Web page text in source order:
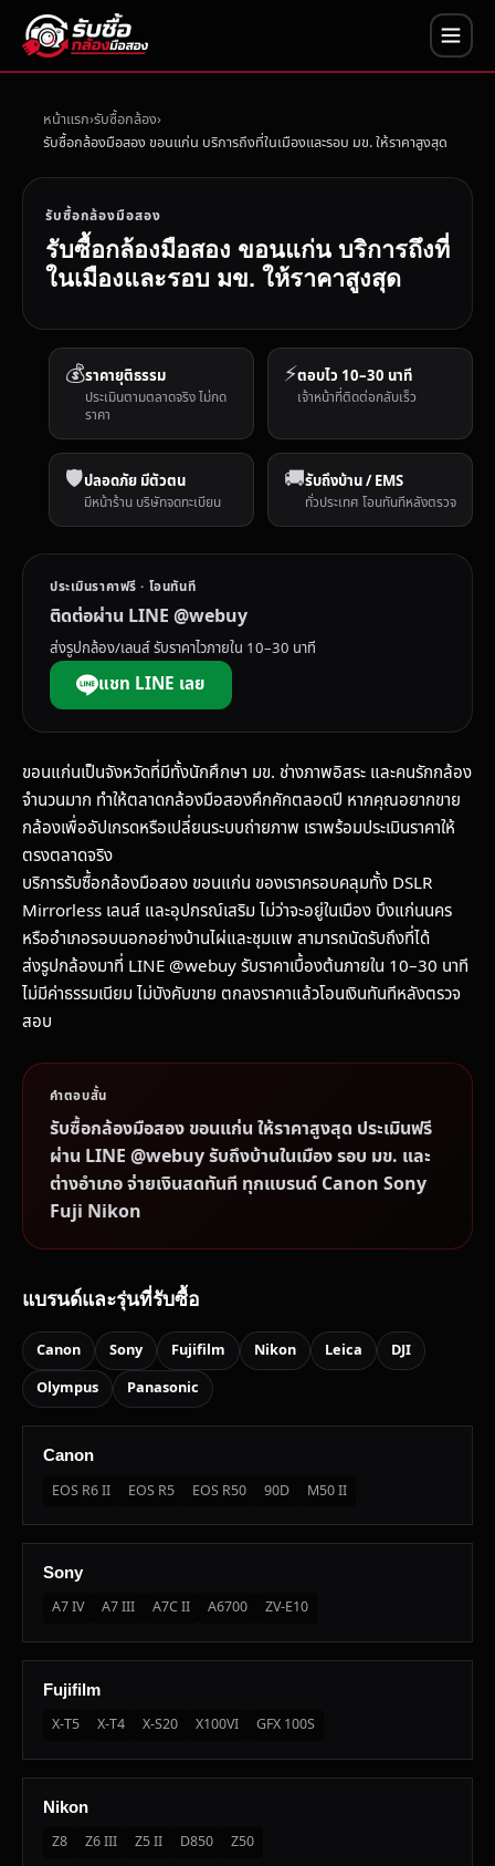
หน้าแรก รับซื้อกล้อง
รับซื้อกล้องมือสอง ขอนแก่น บริการถึงที่ในเมืองและรอบ มข. ให้ราคาสูงสุด
รับซื้อกล้องมือสอง
รับซื้อกล้องมือสอง ขอนแก่น บริการถึงที่
ในเมืองและรอบ มข. ให้ราคาสูงสุด
💰ราคายุติธรรม
ประเมินตามตลาดจริง ไม่กด
ราคา
⚡ตอบไว 10–30 นาที
เจ้าหน้าที่ติดต่อกลับเร็ว
🛡️ปลอดภัย มีตัวตน
มีหน้าร้าน บริษัทจดทะเบียน
🚚รับถึงบ้าน / EMS
ทั่วประเทศ โอนทันทีหลังตรวจ
ประเมินราคาฟรี · โอนทันที
ติดต่อผ่าน LINE @webuy
ส่งรูปกล้อง/เลนส์ รับราคาไวภายใน 10–30 นาที
แชท LINE เลย
ขอนแก่นเป็นจังหวัดที่มีทั้งนักศึกษา มข. ช่างภาพอิสระ และคนรักกล้อง
จำนวนมาก ทำให้ตลาดกล้องมือสองคึกคักตลอดปี หากคุณอยากขาย
กล้องเพื่ออัปเกรดหรือเปลี่ยนระบบถ่ายภาพ เราพร้อมประเมินราคาให้
ตรงตลาดจริง
บริการรับซื้อกล้องมือสอง ขอนแก่น ของเราครอบคลุมทั้ง DSLR
Mirrorless เลนส์ และอุปกรณ์เสริม ไม่ว่าจะอยู่ในเมือง บึงแก่นนคร
หรืออำเภอรอบนอกอย่างบ้านไผ่และชุมแพ สามารถนัดรับถึงที่ได้
ส่งรูปกล้องมาที่ LINE @webuy รับราคาเบื้องต้นภายใน 10–30 นาที
ไม่มีค่าธรรมเนียม ไม่บังคับขาย ตกลงราคาแล้วโอนเงินทันทีหลังตรวจ
สอบ
คำตอบสั้น
รับซื้อกล้องมือสอง ขอนแก่น ให้ราคาสูงสุด ประเมินฟรี
ผ่าน LINE @webuy รับถึงบ้านในเมือง รอบ มข. และ
ต่างอำเภอ จ่ายเงินสดทันที ทุกแบรนด์ Canon Sony
Fuji Nikon
แบรนด์และรุ่นที่รับซื้อ
Canon Sony Fujifilm Nikon Leica
DJI
Olympus
Panasonic
Canon
EOS R6 II EOS R5 EOS R50 90D M50 II
Sony
A7 IV A7 III A7C II A6700 ZV-E10
Fujifilm
X-T5 X-T4 X-S20 X100VI GFX 100S
Nikon
Z8 Z6 III Z5 II D850 Z50